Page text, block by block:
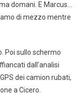
domani. E Marcus…
di mezzo mentre
Poi sullo schermo
dall’analisi
dei camion rubati,
a Cicero.